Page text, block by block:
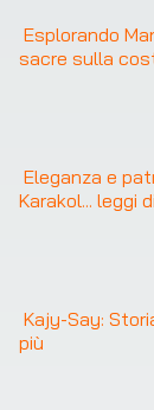
Esplorando
sacre sulla
Eleganza e
Karakol... leggi
Kajy-Say:
più